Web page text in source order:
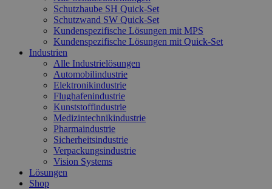
Schutzhaube SH Quick-Set
Schutzwand SW Quick-Set
Kundenspezifische Lösungen mit MPS
Kundenspezifische Lösungen mit Quick-Set
Industrien
Alle Industrielösungen
Automobilindustrie
Elektronikindustrie
Flughafenindustrie
Kunststoffindustrie
Medizintechnikindustrie
Pharmaindustrie
Sicherheitsindustrie
Verpackungsindustrie
Vision Systems
Lösungen
Shop